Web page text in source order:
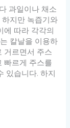
과일이나 채소
지만 녹즙기와
에 따라 각각의
칼날을 이용하
거르면서 주스
빠르게 주스를
있습니다. 하지